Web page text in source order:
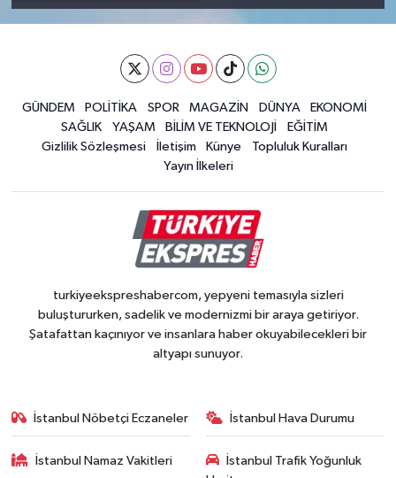
GÜNDEM POLİTİKA SPOR MAGAZİN DÜNYA
EKONOMİ
SAĞLIK
YAŞAM BİLİM VE TEKNOLOJİ
EĞİTİM
Gizlilik Sözleşmesi
İletişim Künye
Topluluk Kuralları
Yayın İlkeleri
turkiyeekspreshabercom, yepyeni temasıyla sizleri
buluştururken, sadelik ve modernizmi bir araya getiriyor.
Şatafattan kaçınıyor ve insanlara haber okuyabilecekleri bir
altyapı sunuyor.
İstanbul Nöbetçi Eczaneler İstanbul Hava Durumu
İstanbul Namaz Vakitleri
İstanbul Trafik Yoğunluk